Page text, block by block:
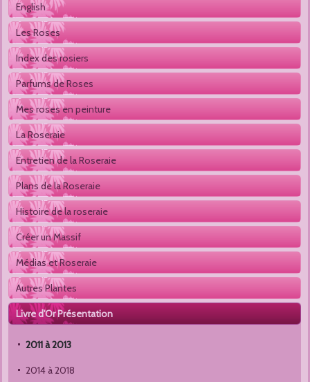
English
Les Roses
Index des rosiers
Parfums de Roses
Mes roses en peinture
La Roseraie
Entretien de la Roseraie
Plans de la Roseraie
Histoire de la roseraie
Créer un Massif
Médias et Roseraie
Autres Plantes
Livre d'Or Présentation
2011 à 2013
2014 à 2018